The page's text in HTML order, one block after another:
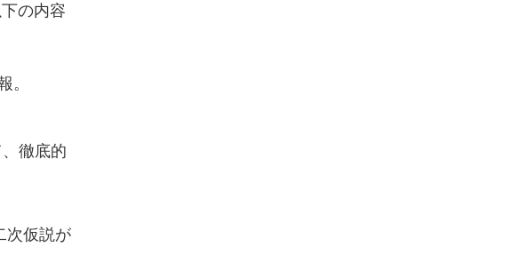
の内容
。
徹底的
次仮説が